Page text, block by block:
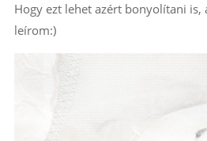
Hogy ezt lehet azért bonyolítani is,
leírom:)